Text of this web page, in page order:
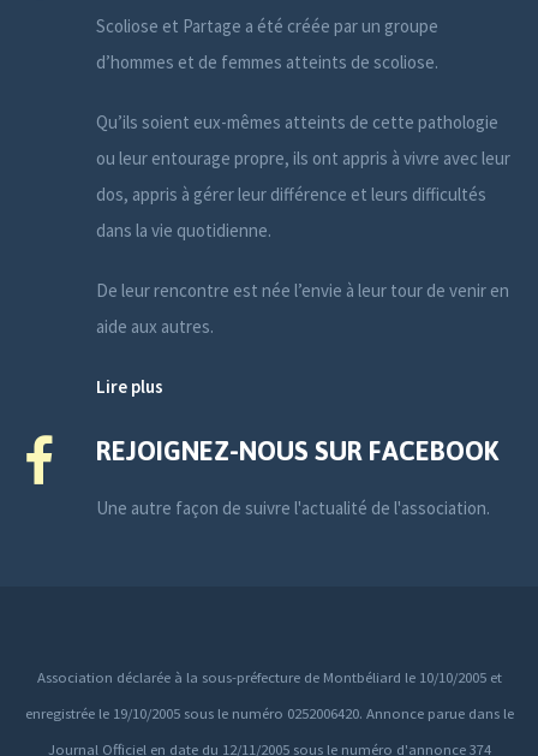
Scoliose et Partage a été créée par un groupe
d’hommes et de femmes atteints de scoliose.
Qu’ils soient eux-mêmes atteints de cette pathologie
ou leur entourage propre, ils ont appris à vivre avec leur
dos, appris à gérer leur différence et leurs difficultés
dans la vie quotidienne.
De leur rencontre est née l’envie à leur tour de venir en
aide aux autres.
Lire plus
REJOIGNEZ-NOUS SUR FACEBOOK
Une autre façon de suivre l'actualité de l'association.
Association déclarée à la sous-préfecture de Montbéliard le 10/10/2005 et
enregistrée le 19/10/2005 sous le numéro 0252006420. Annonce parue dans le
Journal Officiel en date du 12/11/2005 sous le numéro d'annonce 374